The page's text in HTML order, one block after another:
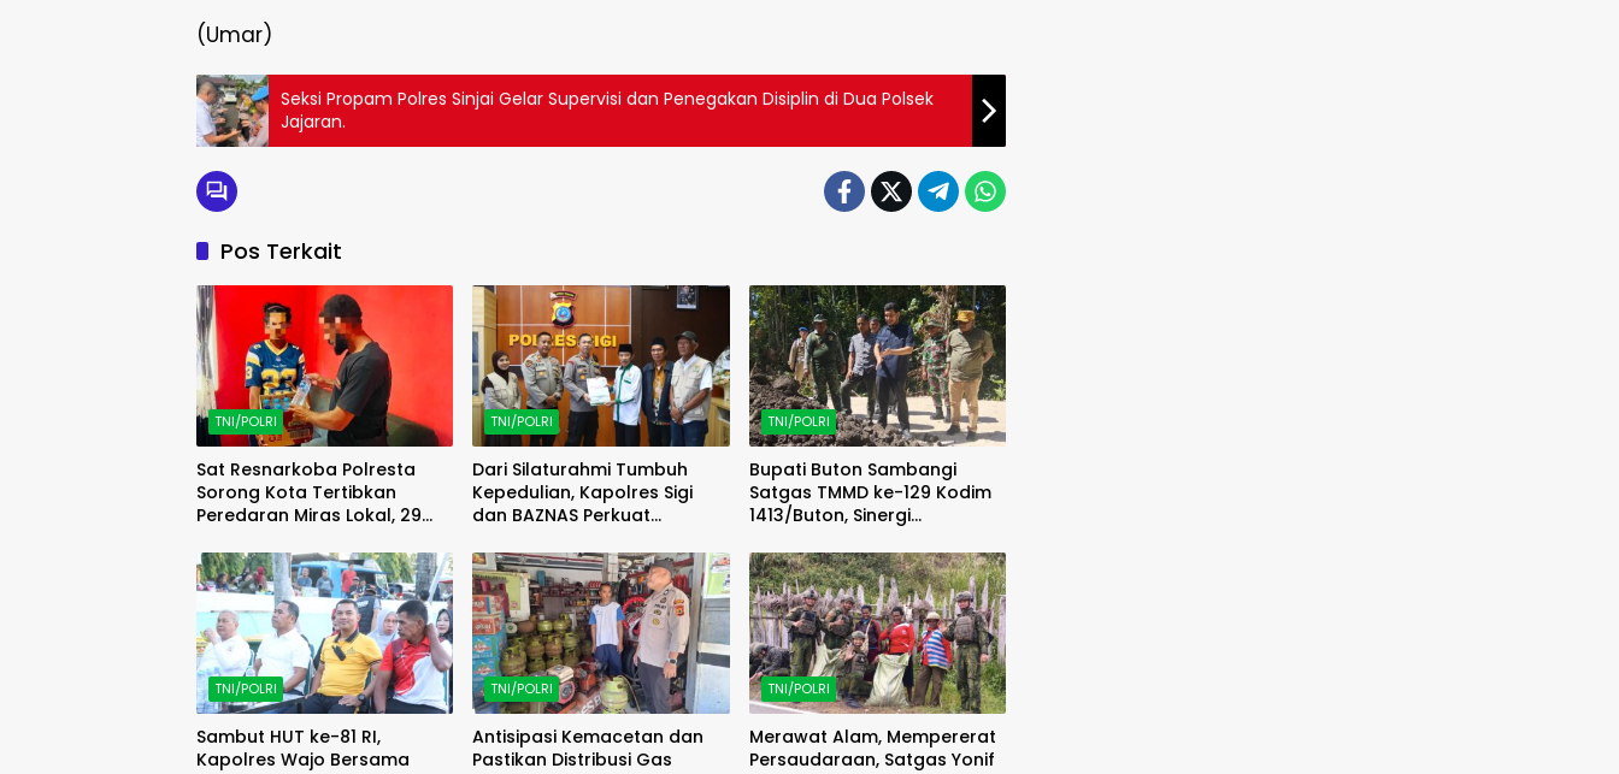
(Umar)
Seksi Propam Polres Sinjai Gelar Supervisi dan Penegakan Disiplin di Dua Polsek
Jajaran.
Pos Terkait
TNI/POLRI
Sat Resnarkoba Polresta
Sorong Kota Tertibkan
Peredaran Miras Lokal, 29
TNI/POLRI
Dari Silaturahmi Tumbuh
Kepedulian, Kapolres Sigi
dan BAZNAS Perkuat
TNI/POLRI
Bupati Buton Sambangi
Satgas TMMD ke-129 Kodim
1413/Buton, Sinergi
TNI/POLRI
Sambut HUT ke-81 RI,
Kapolres Wajo Bersama
TNI/POLRI
Antisipasi Kemacetan dan
Pastikan Distribusi Gas
TNI/POLRI
Merawat Alam, Mempererat
Persaudaraan, Satgas Yonif